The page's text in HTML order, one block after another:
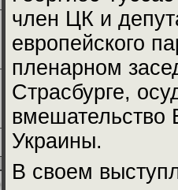
член ЦК и
европейского
пленарном
Страсбурге,
Украины.
В своем